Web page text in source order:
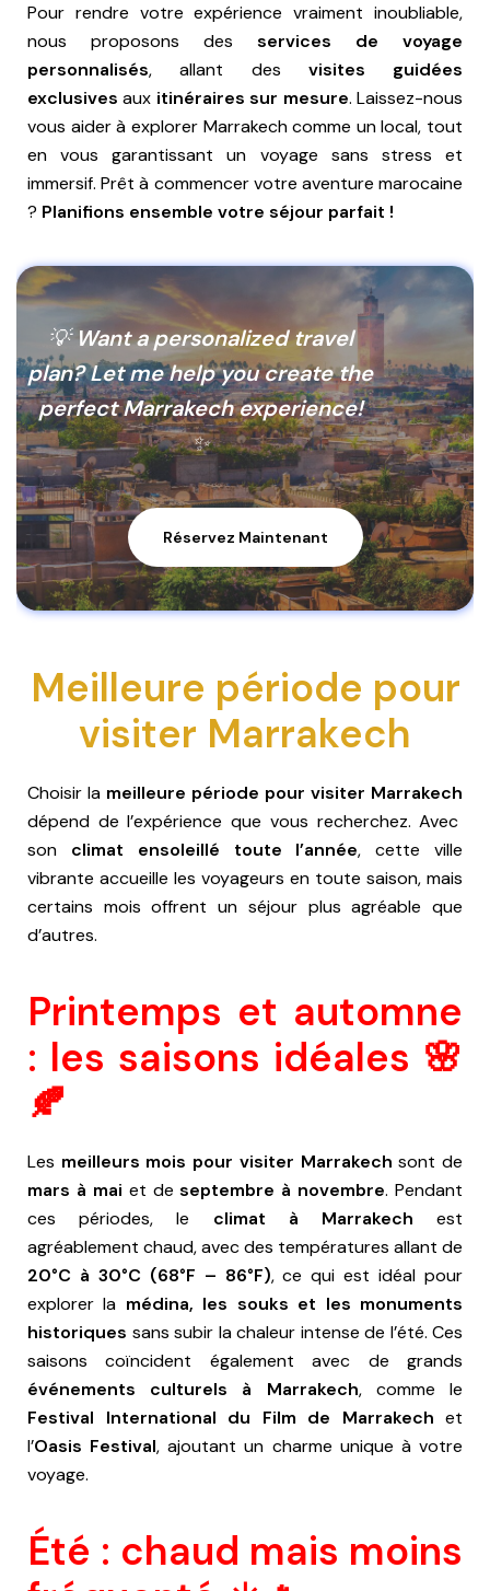
Pour rendre votre expérience vraiment inoubliable,
nous proposons des services de voyage
personnalisés, allant des visites guidées
exclusives aux itinéraires sur mesure. Laissez-nous
vous aider à explorer Marrakech comme un local, tout
en vous garantissant un voyage sans stress et
immersif. Prêt à commencer votre aventure marocaine
? Planifions ensemble votre séjour parfait !
💡Want a personalized travel
plan? Let me help you create the
perfect Marrakech experience!
✨
Réservez Maintenant
Meilleure période pour
visiter Marrakech
Choisir la meilleure période pour visiter Marrakech
dépend de l’expérience que vous recherchez. Avec
son climat ensoleillé toute l’année, cette ville
vibrante accueille les voyageurs en toute saison, mais
certains mois offrent un séjour plus agréable que
d’autres.
Printemps et automne
: les saisons idéales 🌸
🍂
Les meilleurs mois pour visiter Marrakech sont de
mars à mai et deseptembre à novembre. Pendant
ces périodes, le climat à Marrakech est
agréablement chaud, avec des températures allant de
20°C à 30°C (68°F – 86°F), ce qui est idéal pour
explorer la médina, les souks et les monuments
historiques sans subir la chaleur intense de l’été. Ces
saisons coïncident également avec de grands
événements culturels à Marrakech, comme le
Festival International du Film de Marrakech et
l’Oasis Festival, ajoutant un charme unique à votre
voyage.
Été : chaud mais moins